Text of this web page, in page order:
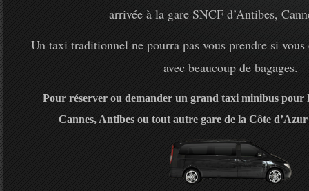
arrivée à la gare SNCF d’Antibes,
Un taxi traditionnel ne pourra pas vous prendre si vous
avec beaucoup de bagages.
Pour réserver ou demander un grand taxi minibus pour
Cannes, Antibes ou tout autre gare de la Côte